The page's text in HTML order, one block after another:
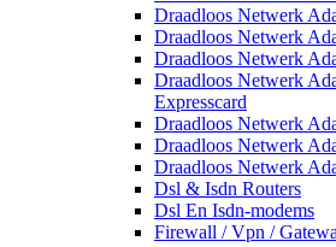
Draadloos Netwerk
Draadloos Netwerk
Draadloos Netwerk
Draadloos Netwerk
Expresscard
Draadloos Netwerk
Draadloos Netwerk
Draadloos Netwerk
Dsl & Isdn Routers
Dsl En Isdn-modems
Firewall / Vpn /